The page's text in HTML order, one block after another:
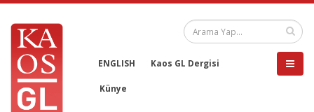
ENGLISH Kaos GL Dergisi
Künye